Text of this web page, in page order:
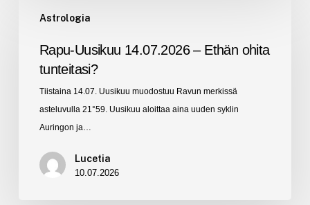
Astrologia
Uusikuu
Ethän
ohita
tunteitasi?
Rapu-Uusikuu 14.07.2026 – Ethän ohita
tunteitasi?
Tiistaina 14.07. Uusikuu muodostuu Ravun merkissä
asteluvulla 21°59. Uusikuu aloittaa aina uuden syklin
Auringon ja…
Lucetia
10.07.2026